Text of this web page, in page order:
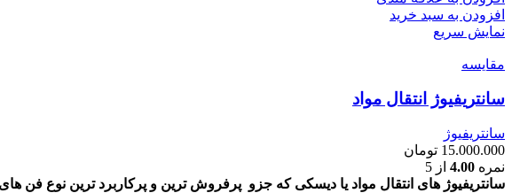
افزودن به سبد خرید
نمایش سریع
مقايسه
سانتریفیوژ انتقال مواد
سانتریفیوژ
15.000.000 تومان
نمره 4.00 از 5
سانتریفیوژ های انتقال مواد یا دیسکی که جزو پرفروش ترین و پرکاربرد ترین نوع فن